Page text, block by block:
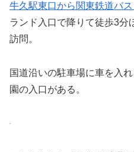
牛久駅東口から関東鉄道バ
ランド入口で降りて徒歩3分
訪問。
国道沿いの駐車場に車を入
園の入口がある。